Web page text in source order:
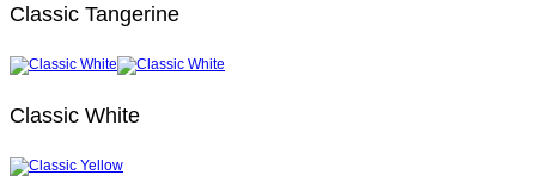
Classic Tangerine
Classic White